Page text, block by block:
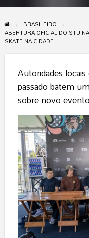
BRASILEIRO
ABERTURA OFICIAL DO STU
SKATE NA CIDADE
Autoridades
passado batem
sobre novo